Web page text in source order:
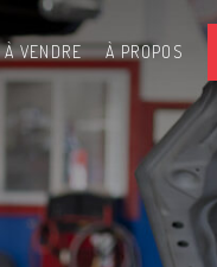
VENDRE À PROPOS